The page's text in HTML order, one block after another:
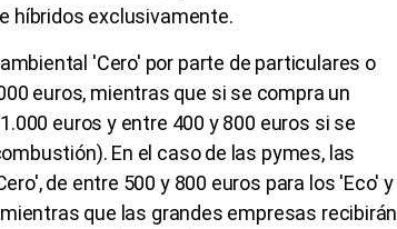
híbridos exclusivamente.
'Cero' por parte de particulares o
euros, mientras que si se compra un
euros y entre 400 y 800 euros si se
En el caso de las pymes, las
de entre 500 y 800 euros para los 'Eco' y
que las grandes empresas recibirán